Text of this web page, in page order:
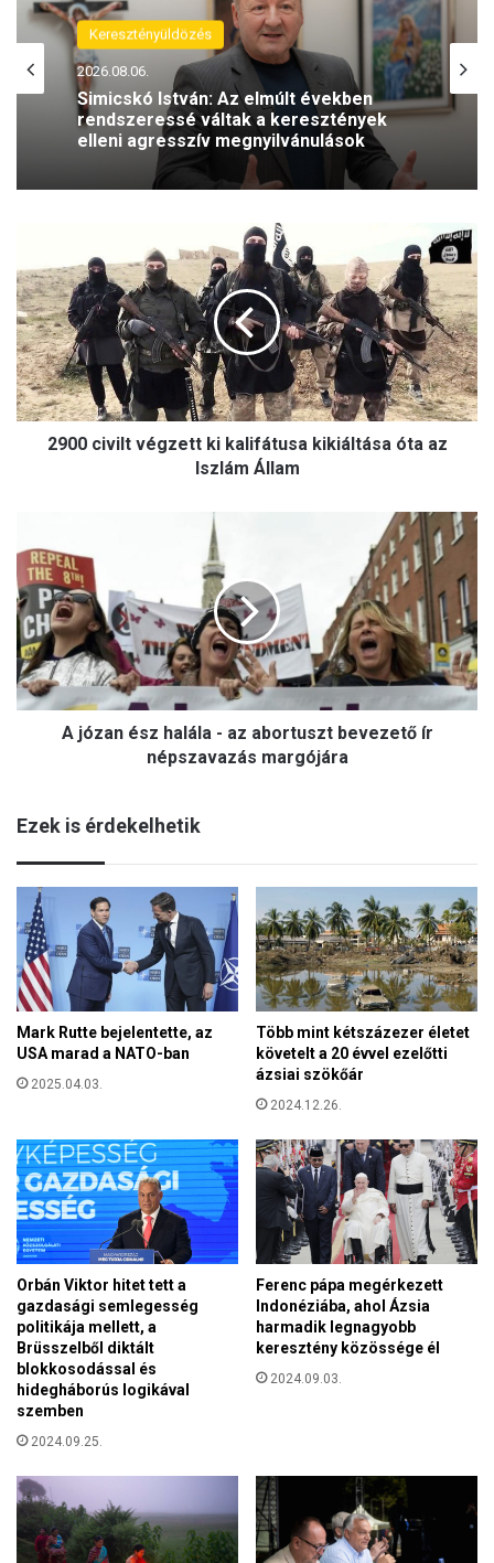
Keresztényüldözés
2026.08.06.
Simicskó István: Az elmúlt években
rendszeressé váltak a keresztények
elleni agresszív megnyilvánulások
0
0
c
i
v
i
l
e
t
t
k
i
k
a
u
s
i
i
á
t
s
ó
t
a
a
z
I
s
z
l
á
m
Á
l
l
m
2900 civilt végzett ki kalifátusa kikiáltása óta az
Iszlám Állam
z
a
n
é
s
z
l
-
a
b
o
r
t
u
s
b
e
v
e
z
e
t
ő
í
r
n
s
z
a
a
A józan ész halála - az abortuszt bevezető ír
népszavazás margójára
Ezek is érdekelhetik
Mark Rutte bejelentette, az
USA marad a NATO-ban
2025.04.03.
Több mint kétszázezer életet
követelt a 20 évvel ezelőtti
ázsiai szökőár
2024.12.26.
Orbán Viktor hitet tett a
gazdasági semlegesség
politikája mellett, a
Brüsszelből diktált
blokkosodással és
hidegháborús logikával
szemben
2024.09.25.
Ferenc pápa megérkezett
Indonéziába, ahol Ázsia
harmadik legnagyobb
keresztény közössége él
2024.09.03.